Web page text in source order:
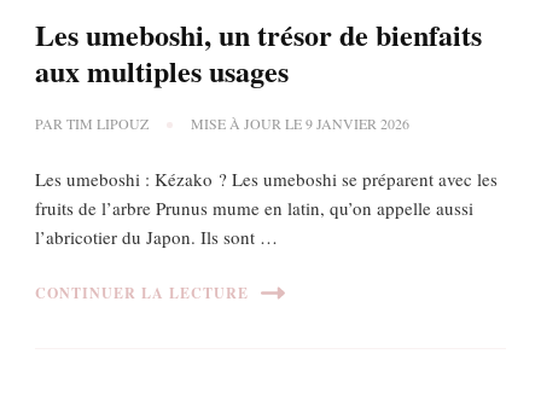
Les umeboshi, un trésor de bienfaits
aux multiples usages
PAR TIM LIPOUZ MISE À JOUR LE9 JANVIER 2026
Les umeboshi : Kézako ? Les umeboshi se préparent avec les
fruits de l’arbre Prunus mume en latin, qu’on appelle aussi
l’abricotier du Japon. Ils sont …
CONTINUER LA LECTURE